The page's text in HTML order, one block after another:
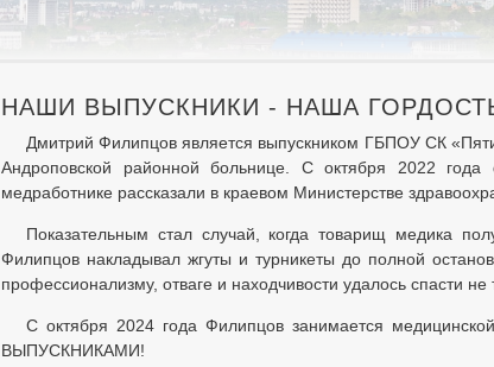
НАШИ ВЫПУСКНИКИ - НАША
Дмитрий Филипцов является выпускником ГБПОУ СК
Андроповской районной больнице. С октября 2022
медработнике рассказали в краевом Министерстве
Показательным стал случай, когда товарищ медика
Филипцов накладывал жгуты и турникеты до полной
профессионализму, отваге и находчивости удалось спасти
С октября 2024 года Филипцов занимается
ВЫПУСКНИКАМИ!